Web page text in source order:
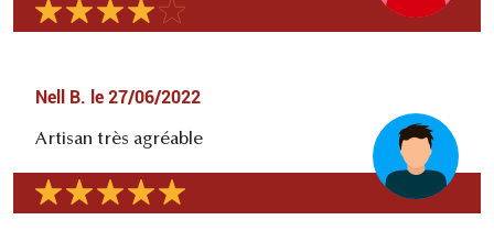
Nell B. le 27/06/2022
Artisan très agréable